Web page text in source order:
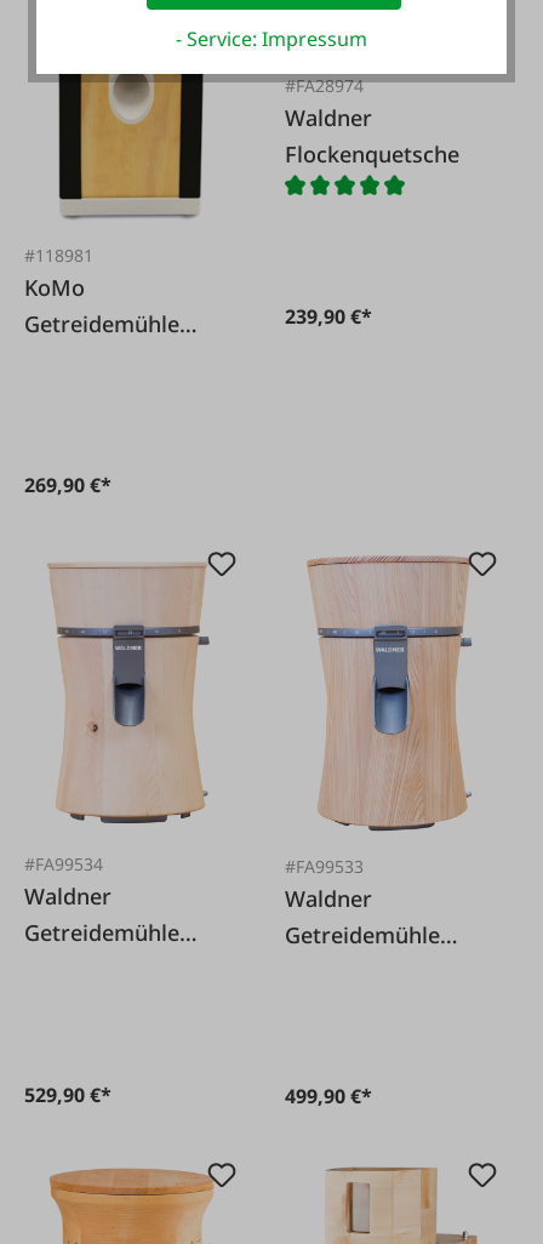
#118981
KoMo
Getreidemühle
269,90 €*
#FA28974
Waldner
Flockenquetsche
239,90 €*
#FA99534
Waldner
Getreidemühle
529,90 €*
#FA99533
Waldner
Getreidemühle
499,90 €*
- Service: Impressum